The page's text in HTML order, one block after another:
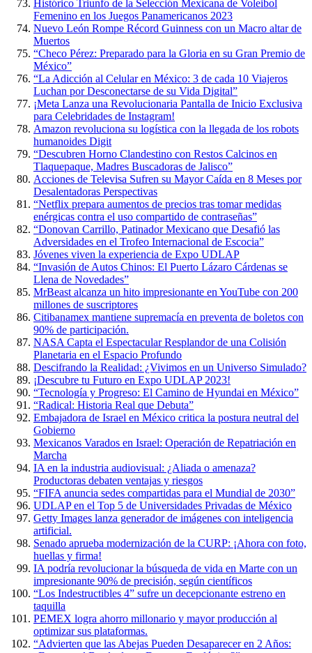
Histórico Triunfo de la Selección Mexicana de Voleibol
Femenino en los Juegos Panamericanos 2023
Nuevo León Rompe Récord Guinness con un Macro altar de
Muertos
“Checo Pérez: Preparado para la Gloria en su Gran Premio de
México”
“La Adicción al Celular en México: 3 de cada 10 Viajeros
Luchan por Desconectarse de su Vida Digital”
¡Meta Lanza una Revolucionaria Pantalla de Inicio Exclusiva
para Celebridades de Instagram!
Amazon revoluciona su logística con la llegada de los robots
humanoides Digit
“Descubren Horno Clandestino con Restos Calcinos en
Tlaquepaque, Madres Buscadoras de Jalisco”
Acciones de Televisa Sufren su Mayor Caída en 8 Meses por
Desalentadoras Perspectivas
“Netflix prepara aumentos de precios tras tomar medidas
enérgicas contra el uso compartido de contraseñas”
“Donovan Carrillo, Patinador Mexicano que Desafió las
Adversidades en el Trofeo Internacional de Escocia”
Jóvenes viven la experiencia de Expo UDLAP
“Invasión de Autos Chinos: El Puerto Lázaro Cárdenas se
Llena de Novedades”
MrBeast alcanza un hito impresionante en YouTube con 200
millones de suscriptores
Citibanamex mantiene supremacía en preventa de boletos con
90% de participación.
NASA Capta el Espectacular Resplandor de una Colisión
Planetaria en el Espacio Profundo
Descifrando la Realidad: ¿Vivimos en un Universo Simulado?
¡Descubre tu Futuro en Expo UDLAP 2023!
“Tecnología y Progreso: El Camino de Hyundai en México”
“Radical: Historia Real que Debuta”
Embajadora de Israel en México critica la postura neutral del
Gobierno
Mexicanos Varados en Israel: Operación de Repatriación en
Marcha
IA en la industria audiovisual: ¿Aliada o amenaza?
Productoras debaten ventajas y riesgos
“FIFA anuncia sedes compartidas para el Mundial de 2030”
UDLAP en el Top 5 de Universidades Privadas de México
Getty Images lanza generador de imágenes con inteligencia
artificial.
Senado aprueba modernización de la CURP: ¡Ahora con foto,
huellas y firma!
IA podría revolucionar la búsqueda de vida en Marte con un
impresionante 90% de precisión, según científicos
“Los Indestructibles 4” sufre un decepcionante estreno en
taquilla
PEMEX logra ahorro millonario y mayor producción al
optimizar sus plataformas.
“Advierten que las Abejas Pueden Desaparecer en 2 Años: